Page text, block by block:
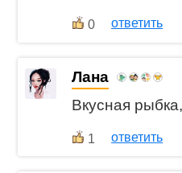
0 ответить
Лана
Вкусная
1 ответить